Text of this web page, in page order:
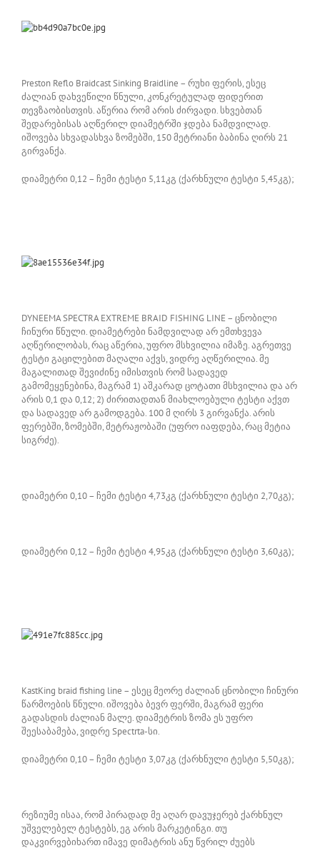
Preston Reflo Braidcast Sinking Braidline – რუხი ფერის, ესეც
ძალიან დახვეწილი წნული, კონკრეტულად ფიდერით
თევზაობისთვის. აწერია რომ არის ძირვადი. სხვებთან
შედარებისას აღწერილ დიამეტრში ჯდება ნამდვილად.
იშოვება სხვადასხვა ზომებში, 150 მეტრიანი ბაბინა ღირს 21
გირვანქა.
დიამეტრი 0,12 – ჩემი ტესტი 5,11კგ (ქარხნული ტესტი 5,45კგ);
DYNEEMA SPECTRA EXTREME BRAID FISHING LINE – ცნობილი
ჩინური წნული. დიამეტრები ნამდვილად არ ემთხვევა
აღწერილობას, რაც აწერია, უფრო მსხვილია იმაზე. აგრეთვე
ტესტი გაცილებით მაღალი აქვს, ვიდრე აღწერილია. მე
მაგალითად შევიძინე იმისთვის რომ სადავედ
გამომეყენებინა, მაგრამ 1) აშკარად ცოტათი მსხვილია და არ
არის 0,1 და 0,12; 2) ძირითადთან მიახლოებული ტესტი აქვთ
და სადავედ არ გამოდგება. 100 მ ღირს 3 გირვანქა. არის
ფერებში, ზომებში, მეტრაჟობაში (უფრო იაფდება, რაც მეტია
სიგრძე).
დიამეტრი 0,10 – ჩემი ტესტი 4,73კგ (ქარხნული ტესტი 2,70კგ);
დიამეტრი 0,12 – ჩემი ტესტი 4,95კგ (ქარხნული ტესტი 3,60კგ);
KastKing braid fishing line – ესეც მეორე ძალიან ცნობილი ჩინური
წარმოების წნული. იშოვება ბევრ ფერში, მაგრამ ფერი
გადასდის ძალიან მალე. დიამეტრის ზომა ეს უფრო
შეესაბამება, ვიდრე Spectrta-სი.
დიამეტრი 0,10 – ჩემი ტესტი 3,07კგ (ქარხნული ტესტი 5,50კგ);
რეზიუმე ისაა, რომ პირადად მე აღარ დავუჯერებ ქარხნულ
უშველებელ ტესტებს, ეგ არის მარკეტინგი. თუ
დაკვირვებიხართ იმავე დიმატრის ანუ წვრილ ძუებს